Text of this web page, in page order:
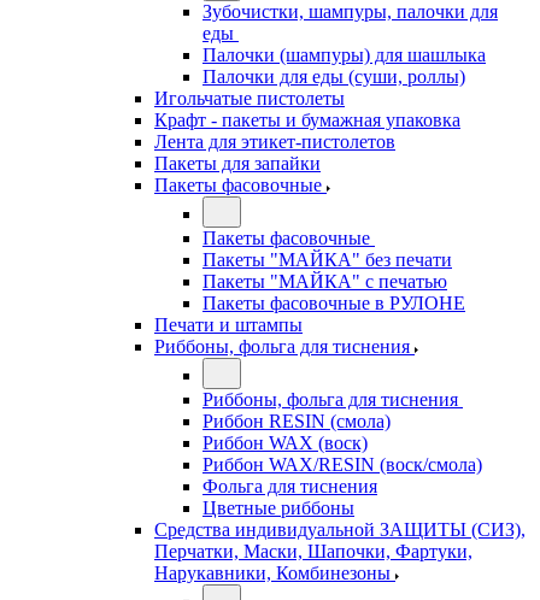
Зубочистки, шампуры, палочки для
еды
Палочки (шампуры) для шашлыка
Палочки для еды (суши, роллы)
Игольчатые пистолеты
Крафт - пакеты и бумажная упаковка
Лента для этикет-пистолетов
Пакеты для запайки
Пакеты фасовочные
Пакеты фасовочные
Пакеты "МАЙКА" без печати
Пакеты "МАЙКА" с печатью
Пакеты фасовочные в РУЛОНЕ
Печати и штампы
Риббоны, фольга для тиснения
Риббоны, фольга для тиснения
Риббон RESIN (смола)
Риббон WAX (воск)
Риббон WAX/RESIN (воск/смола)
Фольга для тиснения
Цветные риббоны
Средства индивидуальной ЗАЩИТЫ (СИЗ),
Перчатки, Маски, Шапочки, Фартуки,
Нарукавники, Комбинезоны